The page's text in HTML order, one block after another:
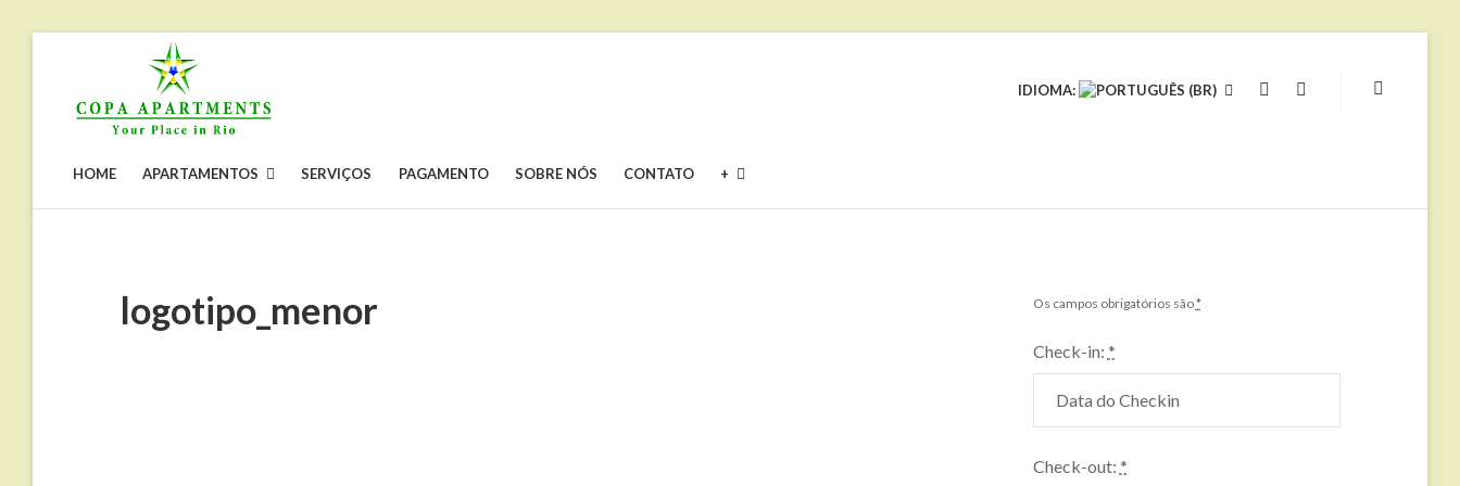
COPA
APARTMENTS
Apartamentos
por
temporada
Rio
HOME APARTAMENTOS SERVIÇOS PAGAMENTO SOBRE NÓS CONTATO +
IDIOMA: FACEBOOK
logotipo_menor Os campos obrigatórios são*
Check-in: *
Check-out: *